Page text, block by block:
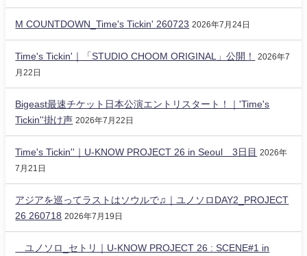
M COUNTDOWN_Time's Tickin' 260723 2026年7月24日
Time's Tickin'｜「STUDIO CHOOM ORIGINAL」公開！
2026年7
月22日
Bigeast最速チケット日本公演エントリスタート！｜'Time's
Tickin''掛け声 2026年7月22日
Time's Tickin''｜U-KNOW PROJECT 26 in Seoul 3日目
2026年
7月21日
アジアを巡ってラストはソウルで♫｜ユノソロDAY2_PROJECT
26 260718 2026年7月19日
ユノソロ_セトリ｜U-KNOW PROJECT 26 : SCENE#1 in